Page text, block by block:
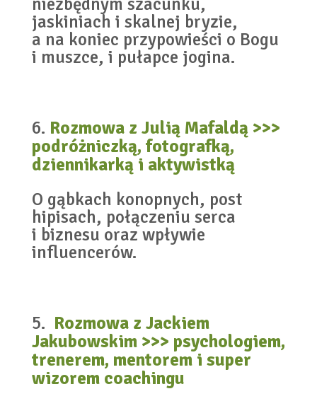
jaskiniach i skalnej bryzie,
a na koniec przypowieści o Bogu
i muszce, i pułapce jogina.
Rozmowa z Julią Mafaldą >>>
podróżniczką, fotografką,
dziennikarką i aktywistką
O gąbkach konopnych, post
hipisach, połączeniu serca
i biznesu oraz wpływie
influencerów.
Rozmowa z Jackiem
Jakubowskim >>> psychologiem,
trenerem, mentorem i super
wizorem coachingu